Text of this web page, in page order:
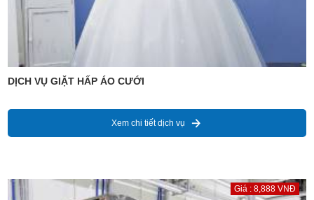
DỊCH VỤ GIẶT HẤP ÁO CƯỚI
Xem chi tiết dịch vụ
Giá : 8,888 VNĐ